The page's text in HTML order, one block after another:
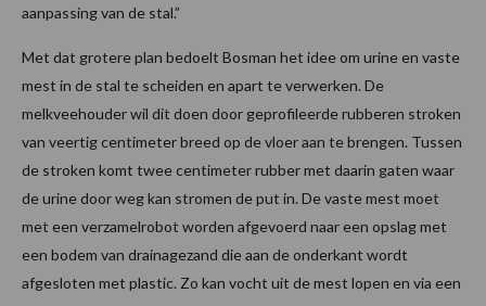
aanpassing van de stal.”
Met dat grotere plan bedoelt Bosman het idee om urine en vaste
mest in de stal te scheiden en apart te verwerken. De
melkveehouder wil dit doen door geprofileerde rubberen stroken
van veertig centimeter breed op de vloer aan te brengen. Tussen
de stroken komt twee centimeter rubber met daarin gaten waar
de urine door weg kan stromen de put in. De vaste mest moet
met een verzamelrobot worden afgevoerd naar een opslag met
een bodem van drainagezand die aan de onderkant wordt
afgesloten met plastic. Zo kan vocht uit de mest lopen en via een